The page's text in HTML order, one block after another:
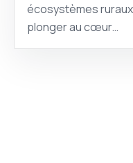
écosystèmes
plonger au cœur…